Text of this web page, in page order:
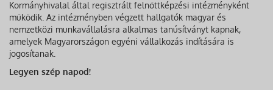
Kormányhivalal által regisztrált felnőttképzési intézményként
működik. Az intézményben végzett hallgatók magyar és
nemzetközi munkavállalásra alkalmas tanúsítványt kapnak,
amelyek Magyarországon egyéni vállalkozás indítására is
jogosítanak.
Legyen szép napod!